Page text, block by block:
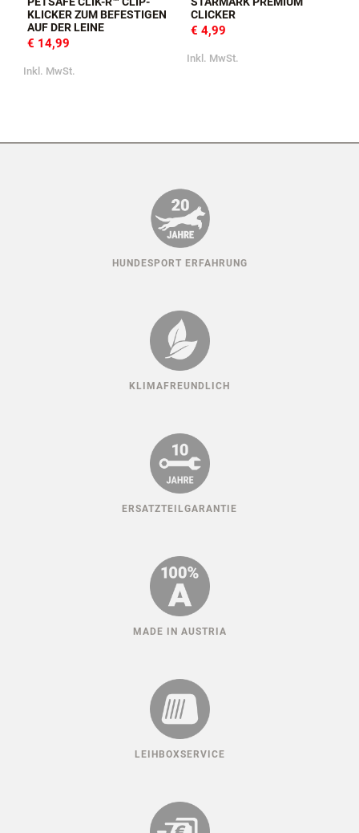
KLICKER ZUM BEFESTIGEN
AUF DER LEINE
€ 14,99
Inkl. MwSt.
CLICKER
€ 4,99
Inkl. MwSt.
HUNDESPORT ERFAHRUNG
KLIMAFREUNDLICH
ERSATZTEILGARANTIE
MADE IN AUSTRIA
LEIHBOXSERVICE